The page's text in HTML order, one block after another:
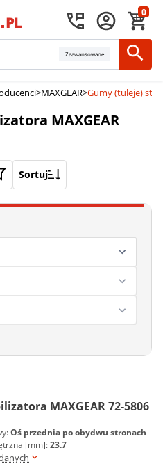
0
Zaawansowane
>MAXGEAR>Gumy (tuleje)
MAXGEAR
Sortuj
MAXGEAR 72-5806
Oś przednia po obydwu stronach
[mm]:23.7